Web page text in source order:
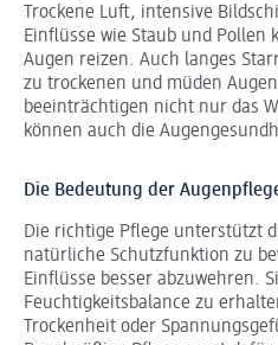
Trockene Luft, intensive
Einflüsse wie Staub und Pollen
Augen reizen. Auch langes
zu trockenen und müden
beeinträchtigen nicht nur das
können auch die
Die Bedeutung der
Die richtige Pflege unterstützt
natürliche Schutzfunktion zu
Einflüsse besser abzuwehren.
Feuchtigkeitsbalance zu
Trockenheit oder